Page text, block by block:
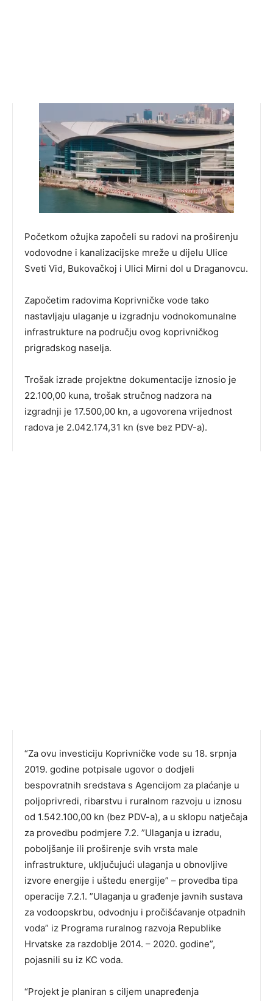
Početkom ožujka započeli su radovi na proširenju
vodovodne i kanalizacijske mreže u dijelu Ulice
Sveti Vid, Bukovačkoj i Ulici Mirni dol u Draganovcu.
Započetim radovima Koprivničke vode tako
nastavljaju ulaganje u izgradnju vodnokomunalne
infrastrukture na području ovog koprivničkog
prigradskog naselja.
Trošak izrade projektne dokumentacije iznosio je
22.100,00 kuna, trošak stručnog nadzora na
izgradnji je 17.500,00 kn, a ugovorena vrijednost
radova je 2.042.174,31 kn (sve bez PDV-a).
“Za ovu investiciju Koprivničke vode su 18. srpnja
2019. godine potpisale ugovor o dodjeli
bespovratnih sredstava s Agencijom za plaćanje u
poljoprivredi, ribarstvu i ruralnom razvoju u iznosu
od 1.542.100,00 kn (bez PDV-a), a u sklopu natječaja
za provedbu podmjere 7.2. ”Ulaganja u izradu,
poboljšanje ili proširenje svih vrsta male
infrastrukture, uključujući ulaganja u obnovljive
izvore energije i uštedu energije” – provedba tipa
operacije 7.2.1. ”Ulaganja u građenje javnih sustava
za vodoopskrbu, odvodnju i pročišćavanje otpadnih
voda” iz Programa ruralnog razvoja Republike
Hrvatske za razdoblje 2014. – 2020. godine”,
pojasnili su iz KC voda.
“Projekt je planiran s ciljem unapređenja